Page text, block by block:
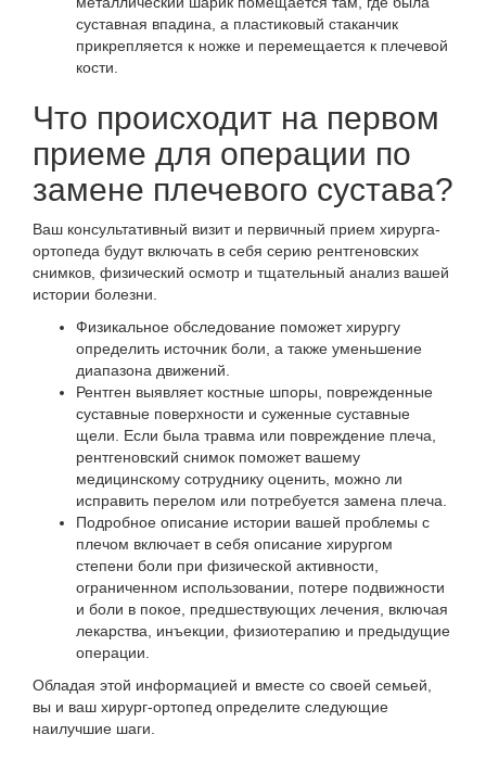
суставная впадина, а пластиковый стаканчик
прикрепляется к ножке и перемещается к плечевой
кости.
Что происходит на первом
приеме для операции по
замене плечевого сустава?
Ваш консультативный визит и первичный прием хирурга-
ортопеда будут включать в себя серию рентгеновских
снимков, физический осмотр и тщательный анализ вашей
истории болезни.
Физикальное обследование поможет хирургу
определить источник боли, а также уменьшение
диапазона движений.
Рентген выявляет костные шпоры, поврежденные
суставные поверхности и суженные суставные
щели. Если была травма или повреждение плеча,
рентгеновский снимок поможет вашему
медицинскому сотруднику оценить, можно ли
исправить перелом или потребуется замена плеча.
Подробное описание истории вашей проблемы с
плечом включает в себя описание хирургом
степени боли при физической активности,
ограниченном использовании, потере подвижности
и боли в покое, предшествующих лечения, включая
лекарства, инъекции, физиотерапию и предыдущие
операции.
Обладая этой информацией и вместе со своей семьей,
вы и ваш хирург-ортопед определите следующие
наилучшие шаги.